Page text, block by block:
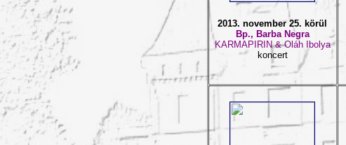
2013. november 25. körül
Bp., Barba Negra
KARMAPIRIN & Oláh Ibolya
koncert